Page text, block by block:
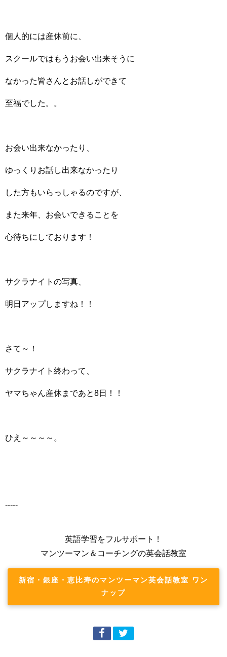
個人的には産休前に、
スクールではもうお会い出来そうに
なかった皆さんとお話しができて
至福でした。。
お会い出来なかったり、
ゆっくりお話し出来なかったり
した方もいらっしゃるのですが、
また来年、お会いできることを
心待ちにしております！
サクラナイトの写真、
明日アップしますね！！
さて～！
サクラナイト終わって、
ヤマちゃん産休まであと8日！！
ひえ～～～～。
-----
英語学習をフルサポート！
マンツーマン＆コーチングの英会話教室
新宿・銀座・恵比寿のマンツーマン英会話教室 ワン
ナップ